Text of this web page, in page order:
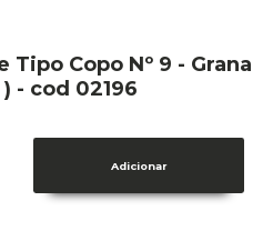
Tipo Copo Nº 9 - Grana
- cod 02196